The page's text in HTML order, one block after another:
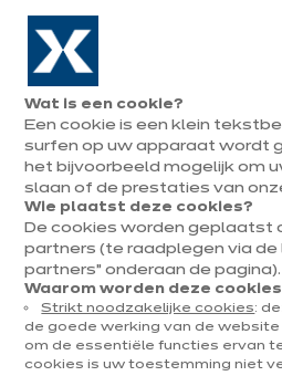
Naar de navigatie gaan
Naar de hoofdinhoud gaan
Menu
openen
ixi’families :
haar A+
Wat is een cookie?
Een cookie is een klein
surfen op uw apparaat wordt
het bijvoorbeeld mogelijk om
slaan of de prestaties van
Wie plaatst deze cookies?
De cookies worden geplaatst
partners (te raadplegen via de
partners” onderaan de pagina).
Waarom worden deze
Strikt noodzakelijke cookies:
de goede werking van de
om de essentiële functies ervan
cookies is uw toestemming niet